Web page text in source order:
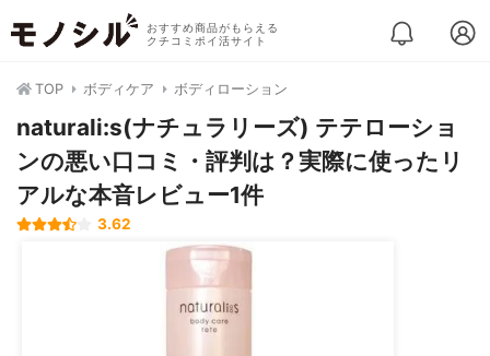
おすすめ商品がもらえる
クチコミポイ活サイト
TOP ボディケア ボディローション
naturali:s(ナチュラリーズ) テテローショ
ンの悪い口コミ・評判は？実際に使ったリ
アルな本音レビュー1件
3.62